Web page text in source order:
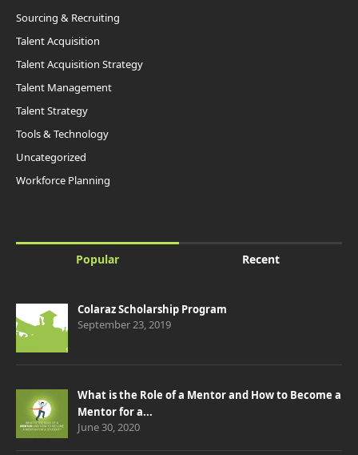
Sourcing & Recruiting
Talent Acquisition
Talent Acquisition Strategy
Talent Management
Talent Strategy
Tools & Technology
Uncategorized
Workforce Planning
Popular Recent
Colaraz Scholarship Program
September 23, 2019
What is the Role of a Mentor and How to Become a
Mentor for a...
June 30, 2020